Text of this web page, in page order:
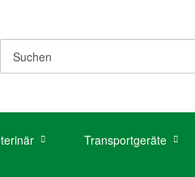
Transportgeräte